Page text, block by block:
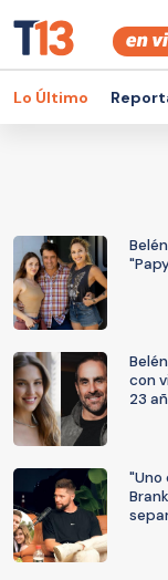
Lo Último
con
23
"Uno